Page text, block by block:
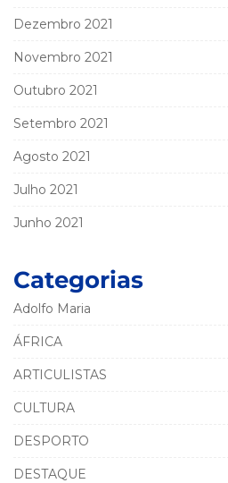
Dezembro 2021
Novembro 2021
Outubro 2021
Setembro 2021
Agosto 2021
Julho 2021
Junho 2021
Categorias
Adolfo Maria
ÁFRICA
ARTICULISTAS
CULTURA
DESPORTO
DESTAQUE